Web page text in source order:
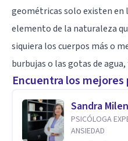
geométricas solo existen en
elemento de la naturaleza
siquiera los cuerpos más o
burbujas o las gotas de
Encuentra los
Sandra
PSICÓLOGA
ANSIEDAD